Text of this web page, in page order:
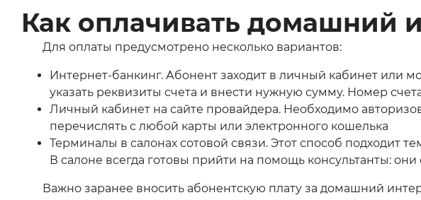
Как оплачивать домашний
Для оплаты предусмотрено несколько вариантов:
Интернет-банкинг. Абонент заходит в личный кабинет или
указать реквизиты счета и внести нужную сумму. Номер
Личный кабинет на сайте провайдера. Необходимо
перечислять с любой карты или электронного кошелька
Терминалы в салонах сотовой связи. Этот способ подходит
В салоне всегда готовы прийти на помощь консультанты:
Важно заранее вносить абонентскую плату за домашний